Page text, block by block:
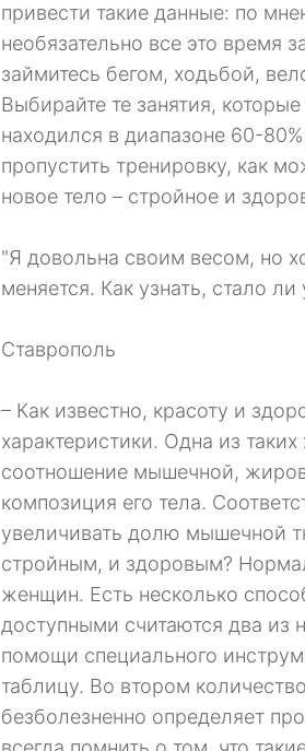
привести такие данные: по
необязательно все это время
займитесь бегом, ходьбой,
Выбирайте те занятия,
находился в диапазоне 60-
пропустить тренировку, как
новое тело – стройное и
"Я довольна своим весом, но
меняется. Как узнать, стало
Ставрополь
– Как известно, красоту и
характеристики. Одна из
соотношение мышечной,
композиция его тела.
увеличивать долю мышечной
стройным, и здоровым?
женщин. Есть несколько
доступными считаются два из
помощи специального
таблицу. Во втором
безболезненно определяет